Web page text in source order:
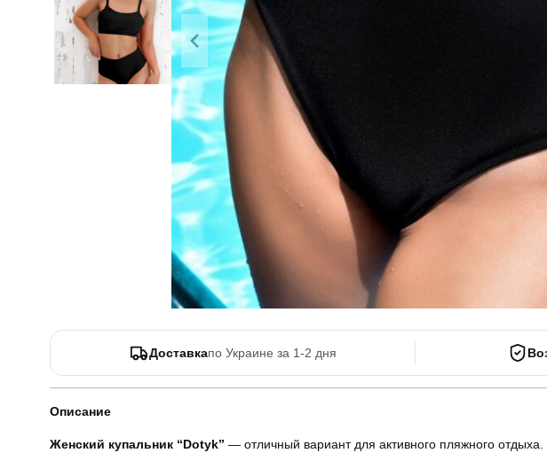
Доставкапо Украине за 1-2 дня
Описание
Женский купальник “Dotyk” — отличный вариант для активного пляжного